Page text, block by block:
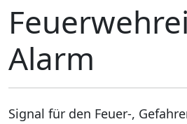
Alarm
Signal für den Feuer-,